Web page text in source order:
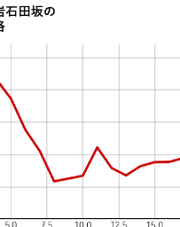
16万円
15万円 1,152万円
989万円
15万円 986万円